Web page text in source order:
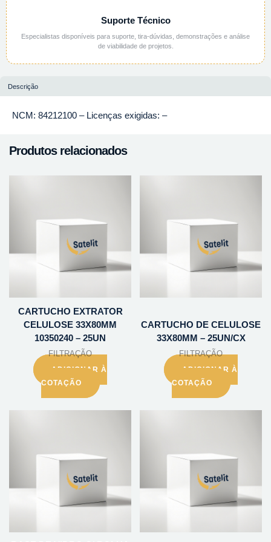
Suporte Técnico
Especialistas disponíveis para suporte, tira-dúvidas, demonstrações e análise
de viabilidade de projetos.
Descrição
NCM: 84212100 – Licenças exigidas: –
Produtos relacionados
CARTUCHO EXTRATOR
CELULOSE 33X80MM
10350240 – 25UN
FILTRAÇÃO
ADICIONAR À
COTAÇÃO
CARTUCHO DE CELULOSE
33X80MM – 25UN/CX
FILTRAÇÃO
ADICIONAR À
COTAÇÃO